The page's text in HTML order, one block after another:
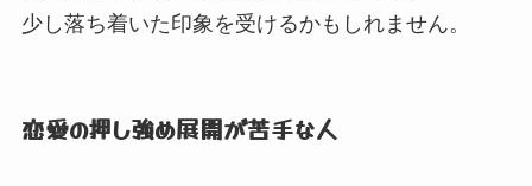
少し落ち着いた印象を受けるかもしれません。
恋愛の押し強め展開が苦手な人